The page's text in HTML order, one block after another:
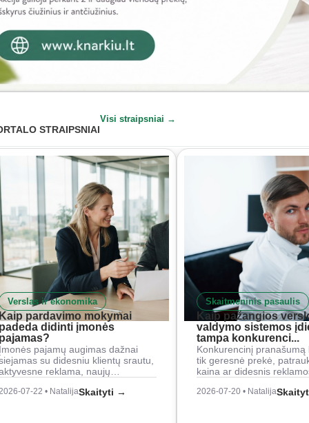
STRAIPSNIAI
Visi straipsniai →
Verslas ir ekonomika
pardavimo mokymai
didinti įmonės
pajamų augimas dažnai
su didesniu klientų srautu,
reklama, naujų…
07-22 • NatalijaSkaityti →
Skaitmeninis pasaulis
Kaip pažangios
valdymo sistemos
tampa konkurenci...
Konkurencinį pranašumą
tik geresnė prekė,
kaina ar didesnis
2026-07-20 • Natalija